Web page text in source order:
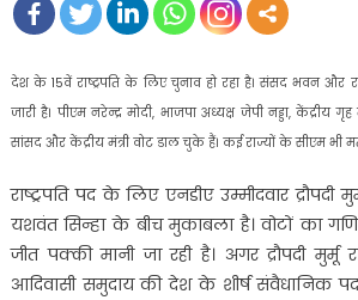
देश के 15वें राष्ट्रपति के लिए चुनाव हो रहा है। संसद भवन और
जारी है। पीएम नरेन्द्र मोदी, भाजपा अध्यक्ष जेपी नड्डा, केंद्रीय
सांसद और केंद्रीय मंत्री वोट डाल चुके हैं। कई राज्यों के सीएम भी
राष्ट्रपति पद के लिए एनडीए उम्मीदवार द्रौपदी
यशवंत सिन्हा के बीच मुकाबला है। वोटों का
जीत पक्की मानी जा रही है। अगर द्रौपदी मुर्मू
आदिवासी समुदाय की देश के शीर्ष संवैधानिक